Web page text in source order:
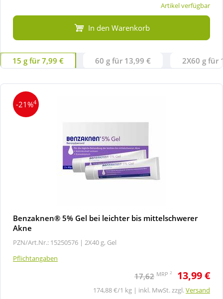
Artikel verfügbar
In den Warenkorb
15 g für 7,99 € 60 g für 13,99 € 2X60 g für
-21%4
Benzaknen® 5% Gel bei leichter bis mittelschwerer
Akne
PZN/Art.Nr.: 15250576 | 2X40 g, Gel
Pflichtangaben
17,62 MRP 2 13,99 €
174,88 €/1 kg | inkl. MwSt. zzgl.Versand